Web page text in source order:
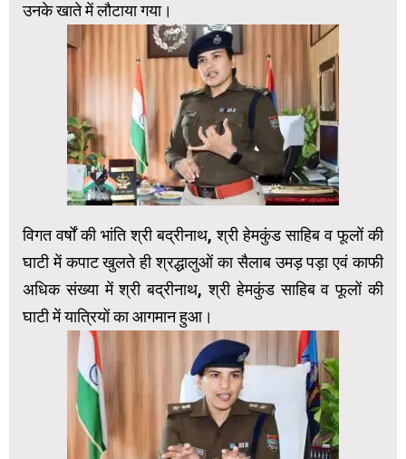
उनके खाते में लौटाया गया।
विगत वर्षों की भांति श्री बद्रीनाथ, श्री हेमकुंड साहिब व फूलों की
घाटी में कपाट खुलते ही श्रद्धालुओं का सैलाब उमड़ पड़ा एवं काफी
अधिक संख्या में श्री बद्रीनाथ, श्री हेमकुंड साहिब व फूलों की
घाटी में यात्रियों का आगमान हुआ।